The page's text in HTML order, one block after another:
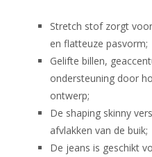
Stretch stof zorgt
en flatteuze pasvorm;
Gelifte billen,
ondersteuning door
ontwerp;
De shaping skinny
afvlakken van de buik;
De jeans is geschikt